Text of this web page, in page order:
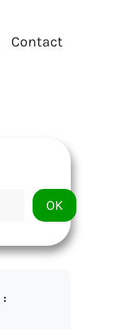
Contact
OK
: